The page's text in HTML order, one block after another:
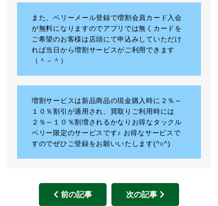
また、ベリーメール登録で増割会員カード入会
が無料になりますのでアプリでは無くカードを
ご希望のお客様は店頭にて申込みしていただけ
れば当日から増割サービスがご利用できます
（＾－＾）
増割サービスは新品商品の現金購入時に２％～
１０％割引が適用され、買取りご利用時には
２％～１０％割増されるかなりお得なタックル
ベリー限定のサービスです♪ お得なサービスで
すのでぜひご登録をお願いいたします(^○^)
前の記事 次の記事